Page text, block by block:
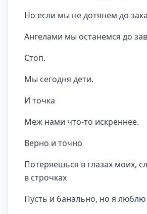
Но если мы не дотянем до
Ангелами мы останемся до
Стоп.
Мы сегодня дети.
И точка
Меж нами что-то искреннее.
Верно и точно
Потеряешься в глазах моих,
в строчках
Пусть и банально, но я